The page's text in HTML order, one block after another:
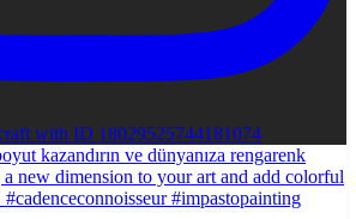
with ID 18029525744181074